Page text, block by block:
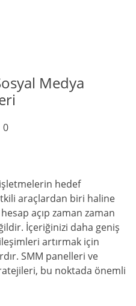
Medya
0
hedef
araçlardan biri haline
açıp zaman zaman
İçeriğinizi daha geniş
artırmak için
SMM panelleri ve
bu noktada önemli